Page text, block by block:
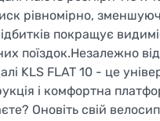
рівномірно,
покращує
поїздок.Незалежно
KLS FLAT 10 - це
і комфортна
Оновіть свій